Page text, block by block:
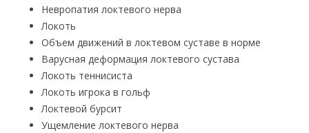
Невропатия локтевого нерва
Локоть
Объем движений в локтевом суставе в норме
Варусная деформация локтевого сустава
Локоть теннисиста
Локоть игрока в гольф
Локтевой бурсит
Ущемление локтевого нерва